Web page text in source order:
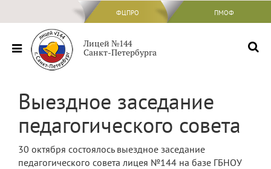
ФЦПРО ПМОФ
ФЦПРО
Сведения об ОО
Основные сведения
образовательной организацией
Образовательные стандарты и
Лицей №144
Санкт-Петербурга
Выездное заседание
педагогического совета
30 октября состоялось выездное заседание
педагогического совета лицея №144 на базе ГБНОУ